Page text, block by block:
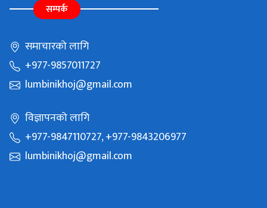
सम्पर्क
समाचारको लागि
+977-9857011727
lumbinikhoj@gmail.com
विज्ञापनको लागि
+977-9847110727, +977-9843206977
lumbinikhoj@gmail.com